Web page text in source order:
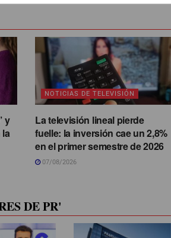
y
la
NOTICIAS DE TELEVISIÓN
La televisión lineal pierde
fuelle: la inversión cae un 2,8%
en el primer semestre de 2026
07/08/2026
DE PR'